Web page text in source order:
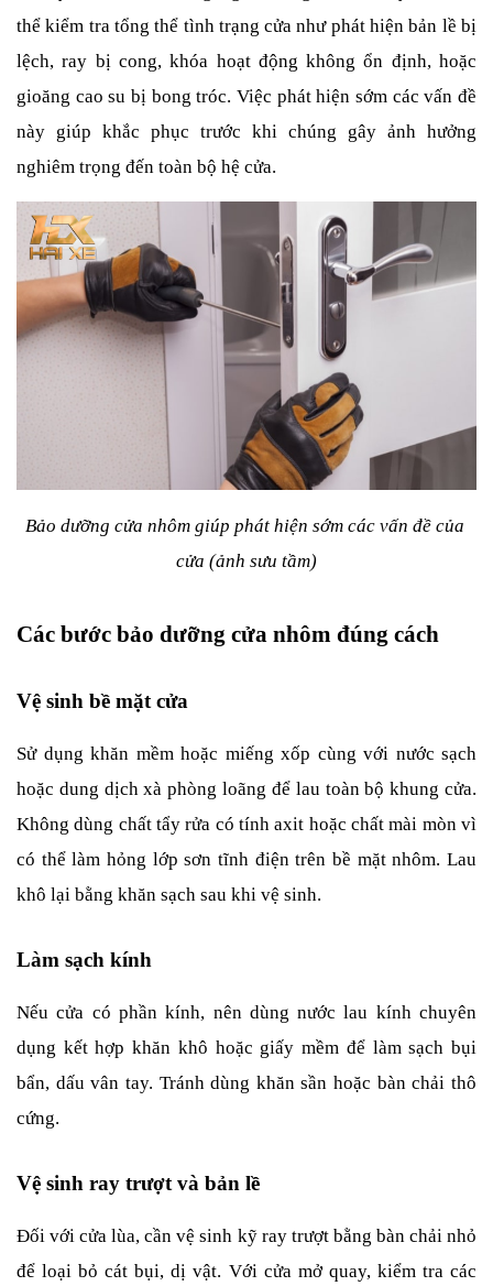
thể kiểm tra tổng thể tình trạng cửa như phát hiện bản lề bị
lệch, ray bị cong, khóa hoạt động không ổn định, hoặc
gioăng cao su bị bong tróc. Việc phát hiện sớm các vấn đề
này giúp khắc phục trước khi chúng gây ảnh hưởng
nghiêm trọng đến toàn bộ hệ cửa.
Bảo dưỡng cửa nhôm giúp phát hiện sớm các vấn đề của
cửa (ảnh sưu tầm)
Các bước bảo dưỡng cửa nhôm đúng cách
Vệ sinh bề mặt cửa
Sử dụng khăn mềm hoặc miếng xốp cùng với nước sạch
hoặc dung dịch xà phòng loãng để lau toàn bộ khung cửa.
Không dùng chất tẩy rửa có tính axit hoặc chất mài mòn vì
có thể làm hỏng lớp sơn tĩnh điện trên bề mặt nhôm. Lau
khô lại bằng khăn sạch sau khi vệ sinh.
Làm sạch kính
Nếu cửa có phần kính, nên dùng nước lau kính chuyên
dụng kết hợp khăn khô hoặc giấy mềm để làm sạch bụi
bẩn, dấu vân tay. Tránh dùng khăn sần hoặc bàn chải thô
cứng.
Vệ sinh ray trượt và bản lề
Đối với cửa lùa, cần vệ sinh kỹ ray trượt bằng bàn chải nhỏ
để loại bỏ cát bụi, dị vật. Với cửa mở quay, kiểm tra các